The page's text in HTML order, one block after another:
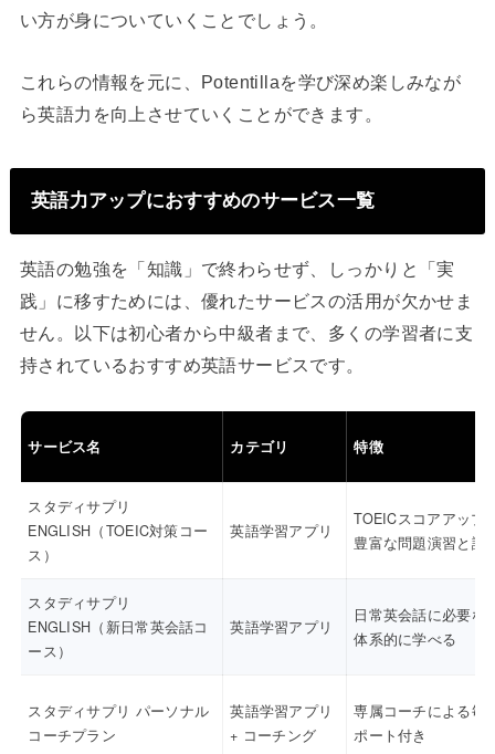
い方が身についていくことでしょう。
これらの情報を元に、Potentillaを学び深め楽しみなが
ら英語力を向上させていくことができます。
英語力アップにおすすめのサービス一覧
英語の勉強を「知識」で終わらせず、しっかりと「実
践」に移すためには、優れたサービスの活用が欠かせま
せん。以下は初心者から中級者まで、多くの学習者に支
持されているおすすめ英語サービスです。
サービス名 カテゴリ 特徴
スタディサプリ
ENGLISH（TOEIC対策コー
ス）
英語学習アプリ
TOEICスコアアップ
豊富な問題演習と講
スタディサプリ
ENGLISH（新日常英会話コ
ース）
英語学習アプリ
日常英会話に必要な
体系的に学べる
スタディサプリ パーソナル
コーチプラン
英語学習アプリ
+ コーチング
専属コーチによる毎
ポート付き